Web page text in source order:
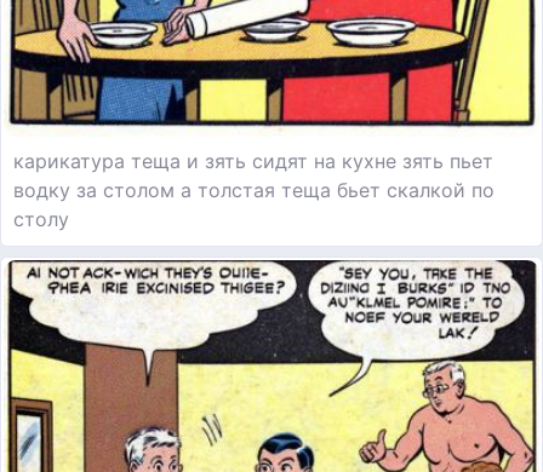
карикатура теща и зять сидят на кухне зять пьет
водку за столом а толстая теща бьет скалкой по
столу